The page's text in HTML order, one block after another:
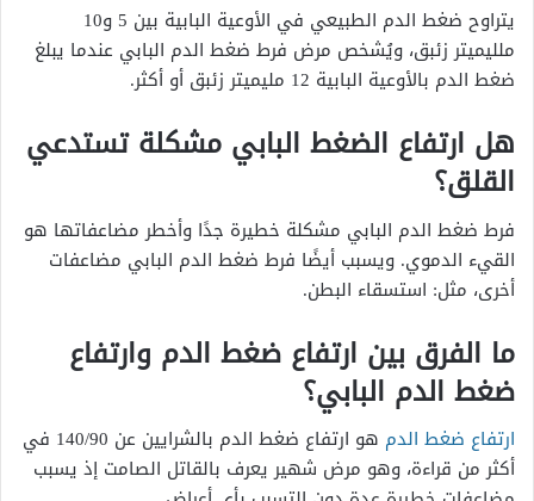
يتراوح ضغط الدم الطبيعي في الأوعية البابية بين 5 و10
ملليميتر زئبق، ويُشخص مرض فرط ضغط الدم البابي عندما يبلغ
ضغط الدم بالأوعية البابية 12 مليميتر زئبق أو أكثر.
هل ارتفاع الضغط البابي مشكلة تستدعي
القلق؟
فرط ضغط الدم البابي مشكلة خطيرة جدًا وأخطر مضاعفاتها هو
القيء الدموي. ويسبب أيضًا فرط ضغط الدم البابي مضاعفات
أخرى، مثل: استسقاء البطن.
ما الفرق بين ارتفاع ضغط الدم وارتفاع
ضغط الدم البابي؟
ارتفاع ضغط الدم
هو ارتفاع ضغط الدم بالشرايين عن 140/90 في
أكثر من قراءة، وهو مرض شهير يعرف بالقاتل الصامت إذ يسبب